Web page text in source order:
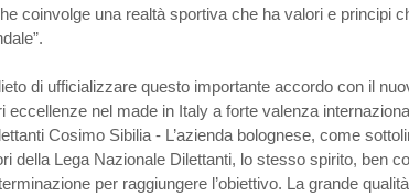
coinvolge una realtà sportiva che ha valori e principi
di ufficializzare questo importante accordo con il
eccellenze nel made in Italy a forte valenza
Cosimo Sibilia - L’azienda bolognese, come
della Lega Nazionale Dilettanti, lo stesso spirito, ben
per raggiungere l’obiettivo. La grande